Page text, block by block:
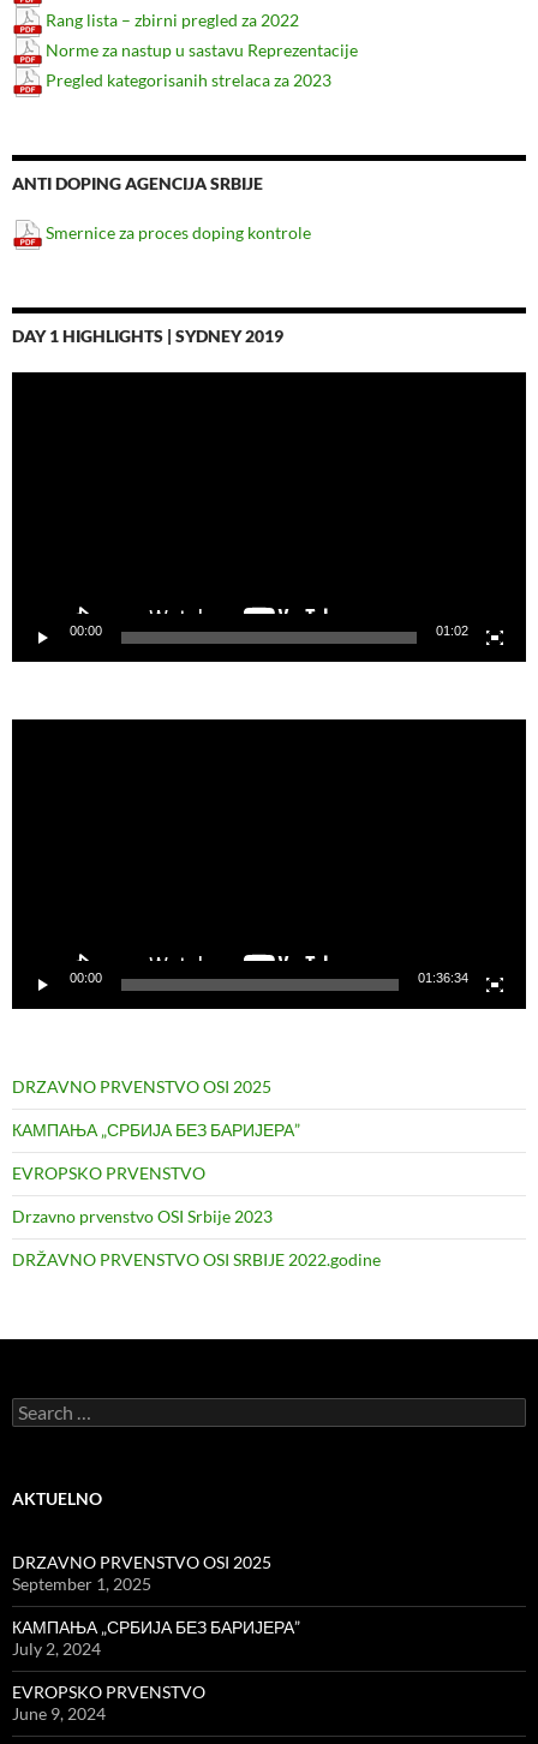
Rang lista – zbirni pregled za 2022
Norme za nastup u sastavu Reprezentacije
Pregled kategorisanih strelaca za 2023
ANTI DOPING AGENCIJA SRBIJE
Smernice za proces doping kontrole
DAY 1 HIGHLIGHTS | SYDNEY 2019
00:00 01:02
00:00 01:36:34
DRZAVNO PRVENSTVO OSI 2025
КАМПАЊА „СРБИЈА БЕЗ БАРИЈЕРА”
EVROPSKO PRVENSTVO
Drzavno prvenstvo OSI Srbije 2023
DRŽAVNO PRVENSTVO OSI SRBIJE 2022.godine
Search
for:
AKTUELNO
DRZAVNO PRVENSTVO OSI 2025
September 1, 2025
КАМПАЊА „СРБИЈА БЕЗ БАРИЈЕРА”
July 2, 2024
EVROPSKO PRVENSTVO
June 9, 2024